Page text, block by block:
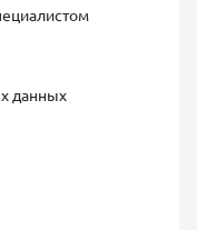
данных